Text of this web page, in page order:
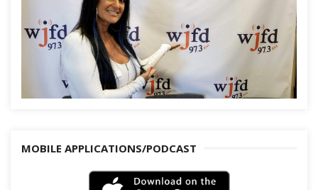
MOBILE APPLICATIONS/PODCAST